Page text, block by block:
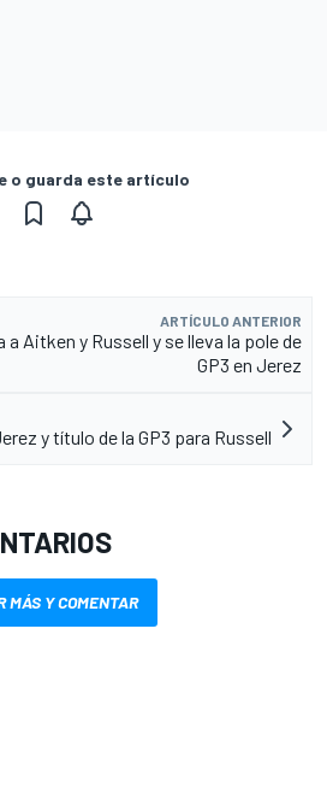
o guarda este artículo
ARTÍCULO ANTERIOR
Aitken y Russell y se lleva la pole de
GP3 en Jerez
y título de la GP3 para Russell
MÁS Y COMENTAR